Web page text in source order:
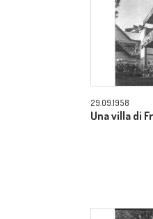
29.09.1958
Una villa di